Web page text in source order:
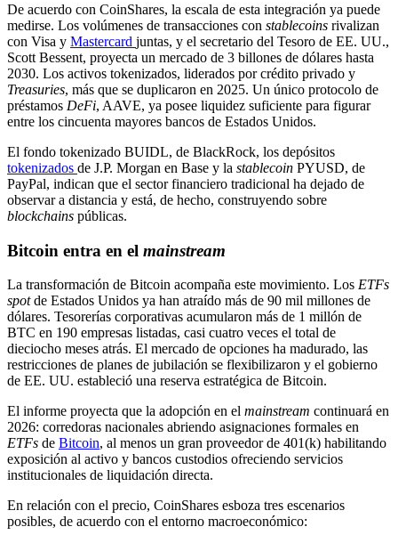
De acuerdo con CoinShares, la escala de esta integración ya puede
medirse. Los volúmenes de transacciones con stablecoins rivalizan
con Visa y Mastercard juntas, y el secretario del Tesoro de EE. UU.,
Scott Bessent, proyecta un mercado de 3 billones de dólares hasta
2030. Los activos tokenizados, liderados por crédito privado y
Treasuries, más que se duplicaron en 2025. Un único protocolo de
préstamos DeFi, AAVE, ya posee liquidez suficiente para figurar
entre los cincuenta mayores bancos de Estados Unidos.
El fondo tokenizado BUIDL, de BlackRock, los depósitos
tokenizados de J.P. Morgan en Base y la stablecoin PYUSD, de
PayPal, indican que el sector financiero tradicional ha dejado de
observar a distancia y está, de hecho, construyendo sobre
blockchains públicas.
Bitcoin entra en el mainstream
La transformación de Bitcoin acompaña este movimiento. Los ETFs
spotde Estados Unidos ya han atraído más de 90 mil millones de
dólares. Tesorerías corporativas acumularon más de 1 millón de
BTC en 190 empresas listadas, casi cuatro veces el total de
dieciocho meses atrás. El mercado de opciones ha madurado, las
restricciones de planes de jubilación se flexibilizaron y el gobierno
de EE. UU. estableció una reserva estratégica de Bitcoin.
El informe proyecta que la adopción en el mainstream continuará en
2026: corredoras nacionales abriendo asignaciones formales en
ETFs de Bitcoin, al menos un gran proveedor de 401(k) habilitando
exposición al activo y bancos custodios ofreciendo servicios
institucionales de liquidación directa.
En relación con el precio, CoinShares esboza tres escenarios
posibles, de acuerdo con el entorno macroeconómico: